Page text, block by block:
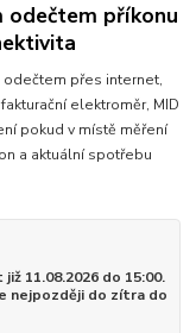
příkonu
odečtem přes internet,
elektroměr, MID
pokud v místě měření
a aktuální spotřebu
11.08.2026 do 15:00.
nejpozději do zítra do